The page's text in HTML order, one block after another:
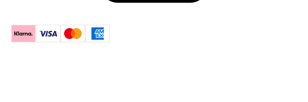
KlarnaVisa MastercardAmerican Express